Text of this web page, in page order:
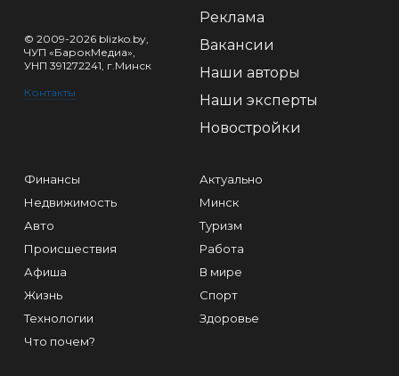
© 2009-2026 blizko.by,
ЧУП «БарокМедиа»,
УНП 391272241, г.Минск
Контакты
Реклама
Вакансии
Наши авторы
Наши эксперты
Новостройки
Финансы
Недвижимость
Авто
Происшествия
Афиша
Жизнь
Технологии
Что почем?
Актуально
Минск
Туризм
Работа
В мире
Спорт
Здоровье